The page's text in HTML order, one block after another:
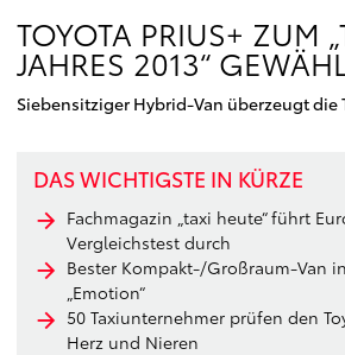
TOYOTA PRIUS+ ZUM
JAHRES 2013“
Siebensitziger Hybrid-Van überzeugt die
DAS WICHTIGSTE IN KÜRZE
Fachmagazin „taxi heute“ führt
Vergleichstest durch
Bester Kompakt-/Großraum-Van
„Emotion“
50 Taxiunternehmer prüfen den
Herz und Nieren